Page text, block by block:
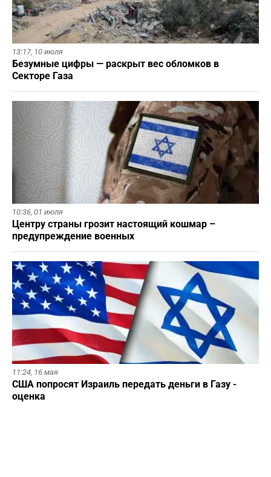
13:17, 10 июля
Безумные цифры — раскрыт вес обломков в
Секторе Газа
10:36, 01 июля
Центру страны грозит настоящий кошмар –
предупреждение военных
11:24, 16 мая
США попросят Израиль передать деньги в Газу -
оценка